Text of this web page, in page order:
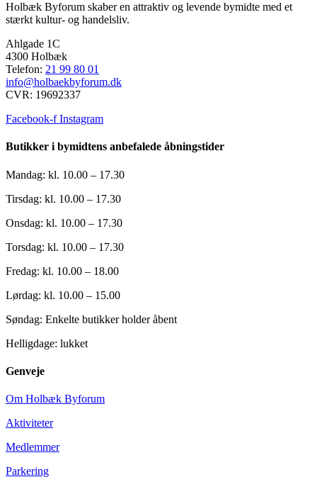
Holbæk Byforum skaber en attraktiv og levende bymidte med et
stærkt kultur- og handelsliv.
Ahlgade 1C
4300 Holbæk
Telefon: 21 99 80 01
info@holbaekbyforum.dk
CVR: 19692337
Facebook-f Instagram
Butikker i bymidtens anbefalede åbningstider
Mandag: kl. 10.00 – 17.30
Tirsdag: kl. 10.00 – 17.30
Onsdag: kl. 10.00 – 17.30
Torsdag: kl. 10.00 – 17.30
Fredag: kl. 10.00 – 18.00
Lørdag: kl. 10.00 – 15.00
Søndag: Enkelte butikker holder åbent
Helligdage: lukket
Genveje
Om Holbæk Byforum
Aktiviteter
Medlemmer
Parkering